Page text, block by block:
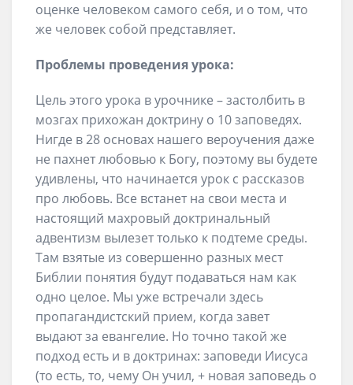
оценке человеком самого себя, и о том, что
же человек собой представляет.
Проблемы проведения урока:
Цель этого урока в урочнике – застолбить в
мозгах прихожан доктрину о 10 заповедях.
Нигде в 28 основах нашего вероучения даже
не пахнет любовью к Богу, поэтому вы будете
удивлены, что начинается урок с рассказов
про любовь. Все встанет на свои места и
настоящий махровый доктринальный
адвентизм вылезет только к подтеме среды.
Там взятые из совершенно разных мест
Библии понятия будут подаваться нам как
одно целое. Мы уже встречали здесь
пропагандистский прием, когда завет
выдают за евангелие. Но точно такой же
подход есть и в доктринах: заповеди Иисуса
(то есть, то, чему Он учил, + новая заповедь о